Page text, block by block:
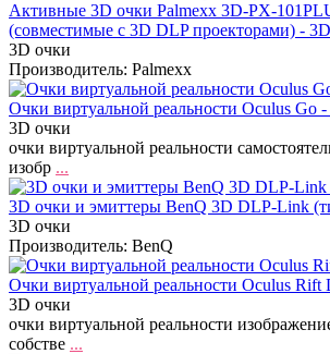
Активные 3D очки Palmexx 3D-PX-
(совместимые с 3D DLP проекторами) -
3D очки
Производитель: Palmexx
Очки виртуальной реальности Oculus Go
3D очки
очки виртуальной реальности
изобр ...
3D очки и эмиттеры BenQ 3D DLP-Link
3D очки
Производитель: BenQ
Очки виртуальной реальности Oculus Rift
3D очки
очки виртуальной реальности
собстве ...